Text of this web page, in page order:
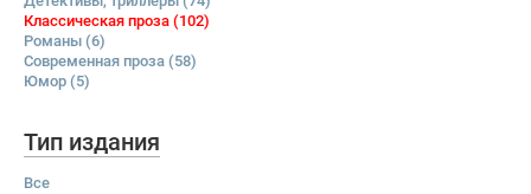
Классическая проза (102)
Романы (6)
Современная проза (58)
Юмор (5)
Тип издания
Все